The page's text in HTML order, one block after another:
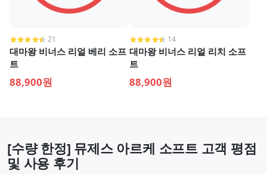
21
대마왕 비너스 리얼 베리 소프
트
88,900원
14
대마왕 비너스 리얼 리치 소프
트
88,900원
[수량 한정] 뮤제스 아르케 소프트 고객 평점
및 사용 후기